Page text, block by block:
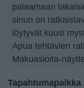
palaamaan
sinun on
löytyvät kuusi
Apua tehtävien
Makuasioita-
Tapahtumapaikka